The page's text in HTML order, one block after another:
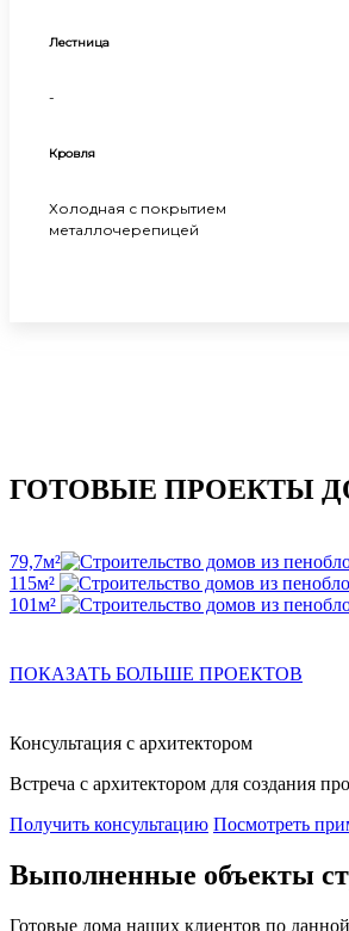
Лестница
-
Кровля
Холодная с покрытием
металлочерепицей
ГОТОВЫЕ ПРОЕКТЫ
79,7м²
115м²
101м²
ПОКАЗАТЬ БОЛЬШЕ ПРОЕКТОВ
Консультация с архитектором
Встреча с архитектором для создания
Получить консультацию Посмотреть
Выполненные объекты
Готовые дома наших клиентов по